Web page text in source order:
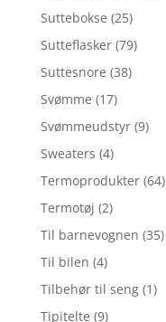
Suttebokse (25)
Sutteflasker (79)
Suttesnore (38)
Svømme (17)
Svømmeudstyr (9)
Sweaters (4)
Termoprodukter (64)
Termotøj (2)
Til barnevognen (35)
Til bilen (4)
Tilbehør til seng (1)
Tipitelte (9)